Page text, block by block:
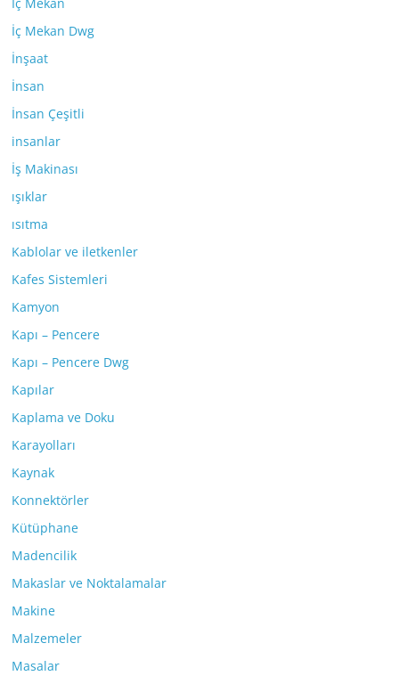
İç Mekan Dwg
İnşaat
İnsan
İnsan Çeşitli
insanlar
İş Makinası
ışıklar
ısıtma
Kablolar ve iletkenler
Kafes Sistemleri
Kamyon
Kapı – Pencere
Kapı – Pencere Dwg
Kapılar
Kaplama ve Doku
Karayolları
Kaynak
Konnektörler
Kütüphane
Madencilik
Makaslar ve Noktalamalar
Makine
Malzemeler
Masalar